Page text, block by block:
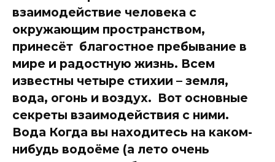
взаимодействие человека с
окружающим пространством,
принесёт благостное пребывание в
мире и радостную жизнь. Всем
известны четыре стихии – земля,
вода, огонь и воздух. Вот основные
секреты взаимодействия с ними.
Вода Когда вы находитесь на каком-
нибудь водоёме (а лето очень